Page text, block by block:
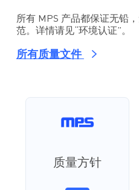
所有 MPS 产品都保证无铅
范。详情请见“环境认证”。
所有质量文件
质量方针